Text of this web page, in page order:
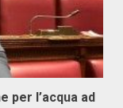
per l’acqua ad